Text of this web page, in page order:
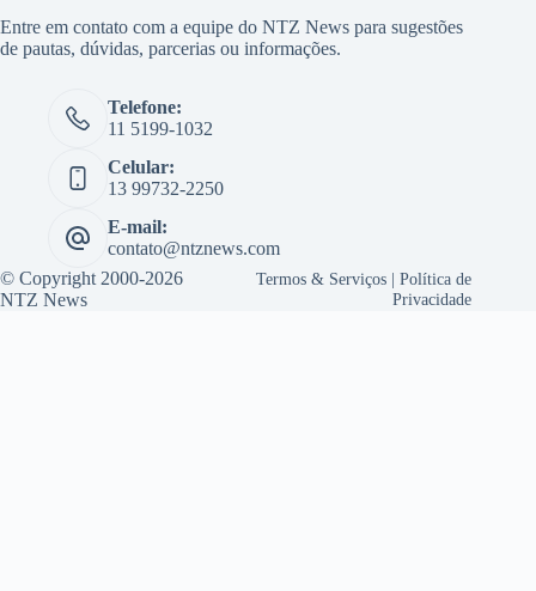
Entre em contato com a equipe do NTZ News para sugestões
de pautas, dúvidas, parcerias ou informações.
Telefone:
11 5199-1032
Celular:
13 99732-2250
E-mail:
contato@ntznews.com
© Copyright 2000-2026
NTZ News
Termos & Serviços |Política de
Privacidade